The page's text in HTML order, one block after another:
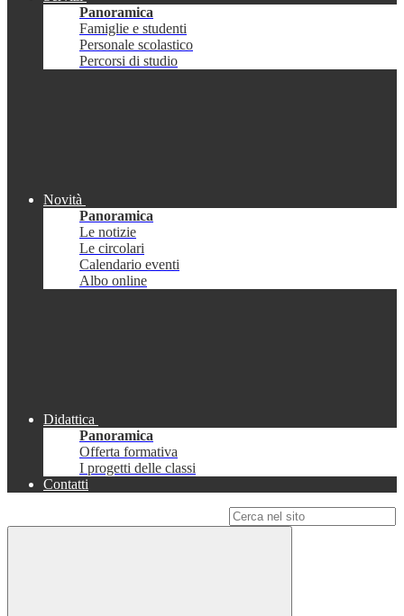
Panoramica
Famiglie e studenti
Personale scolastico
Percorsi di studio
Novità
Panoramica
Le notizie
Le circolari
Calendario eventi
Albo online
Didattica
Panoramica
Offerta formativa
I progetti delle classi
Contatti